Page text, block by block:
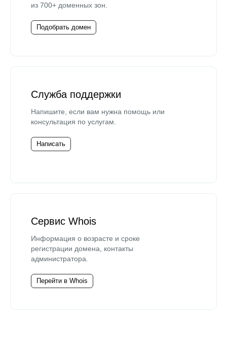
из 700+ доменных зон.
Подобрать домен
Служба поддержки
Напишите, если вам нужна помощь или
консультация по услугам.
Написать
Сервис Whois
Информация о возрасте и сроке
регистрации домена, контакты
администратора.
Перейти в Whois